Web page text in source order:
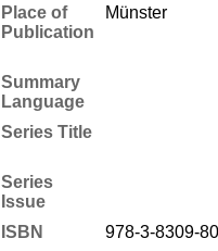
Place of
Publication
Münster
Summary
Language
Series Title
Series
Issue
ISBN
978-3-8309-